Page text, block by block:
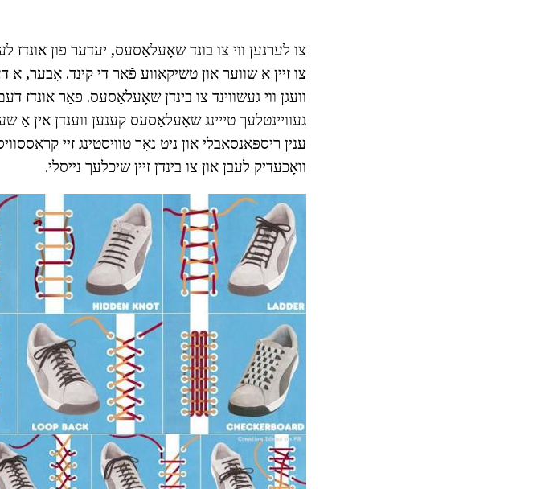
צו לערנען ווי צו בונד שאָעלאַסעס, יעדער פון אונדז
צו זיין אַ שווער און טשיקאַווע פֿאַר די קינד. אָבער, אַ
וועגן ווי געשווינד צו בינדן שאָעלאַסעס. פֿאַר אונדז
געוויינטלעך טייינג שאָעלאַסעס קענען ווענדן אין
ענין ריספּאַנסאַבלי און ניט נאָר טוויסטינג זיי
וואָכעדיק לעבן און צו בינדן זיין שיכלעך נייסלי.